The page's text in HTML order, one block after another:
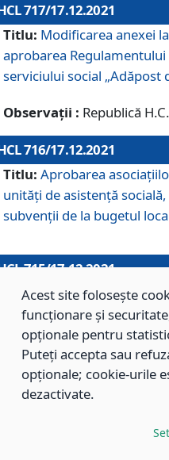
717/17.12.2021
Titlu: Modificarea anexei
aprobarea
serviciului social „Adăpost
Observații : Republică
716/17.12.2021
Titlu: Aprobarea
unităţi de asistenţă
subvenţii de la bugetul
715/17.12.2021
Titlu: Aprobarea Planului
local pentru anul 2022.
714/17.12.2021
Titlu: Modificarea Anexei
aprobarea
Direcţiei de Asistenţă
Acest site folosește
funcționare și
opționale pentru
Puteți accepta sau
opționale; cookie-urile
dezactivate.